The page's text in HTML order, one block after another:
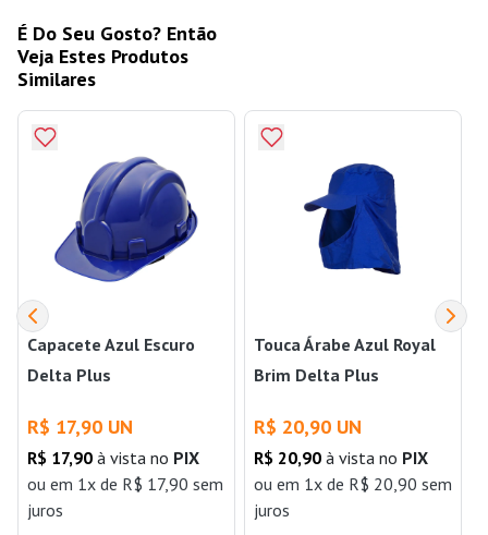
É Do Seu Gosto? Então
Veja Estes Produtos
Similares
Capacete Azul Escuro
Delta Plus
R$ 17,90 UN
R$ 17,90 à vista no PIX
ou em 1x de R$ 17,90 sem
juros
Touca Árabe Azul Royal
Brim Delta Plus
R$ 20,90 UN
R$ 20,90 à vista no PIX
ou em 1x de R$ 20,90 sem
juros